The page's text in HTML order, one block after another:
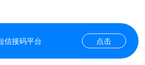
信接码平台 点击